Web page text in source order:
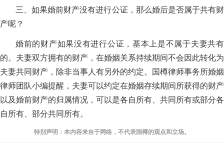
三、如果婚前财产没有进行公证，那么婚后是否属于共有财
产呢？
婚前的财产如果没有进行公证，基本上是不属于夫妻共有
的。夫妻双方拥有的财产，在婚姻关系持续期间不会因此转化为
夫妻共同财产，除非当事人有另外的约定。国樽律师事务所婚姻
律师团队小编提醒，夫妻可以约定在婚姻存续期间所获得的财产
以及婚前财产的归属情况，可以是各自所有、共同所有或部分各
自所有、部分共同所有。
特别声明：本内容来自于网络，不代表国樽的观点和立场。